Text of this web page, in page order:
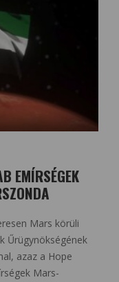
EMÍRSÉGEK
Mars körüli
Űrügynökségének
azaz a Hope
Mars-